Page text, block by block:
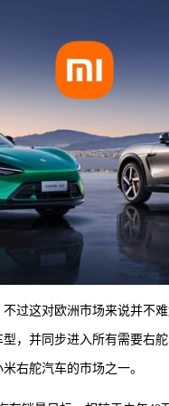
过这对欧洲市场来说并不
，并同步进入所有需要右
右舵汽车的市场之一。